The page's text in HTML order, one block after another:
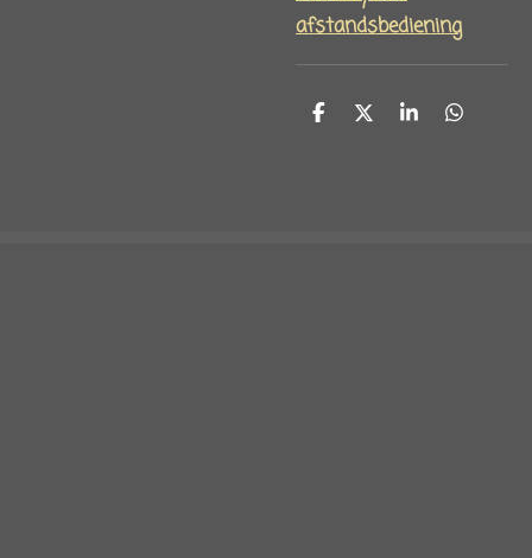
afstandsbediening
D
e
D
e
S D
e